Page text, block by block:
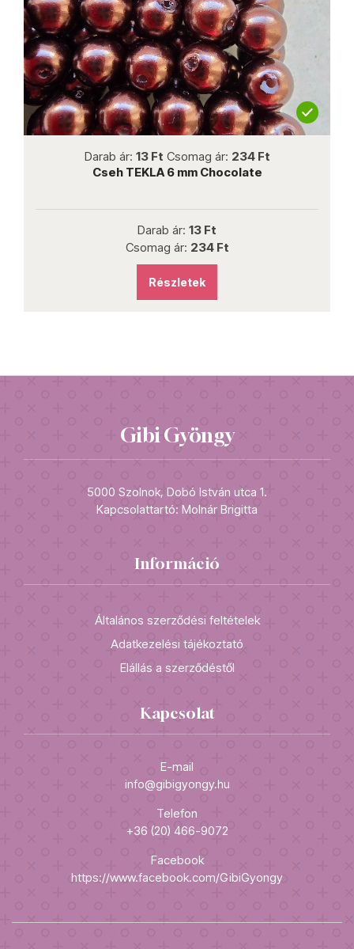
Darab ár: 13 Ft Csomag ár: 234 Ft
Cseh TEKLA 6 mm Chocolate
Darab ár: 13 Ft
Csomag ár: 234 Ft
Részletek
Gibi Gyöngy
5000 Szolnok, Dobó István utca 1.
Kapcsolattartó: Molnár Brigitta
Információ
Általános szerződési feltételek
Adatkezelési tájékoztató
Elállás a szerződéstől
Kapcsolat
E-mail
info@gibigyongy.hu
Telefon
+36 (20) 466-9072
Facebook
https://www.facebook.com/GibiGyongy